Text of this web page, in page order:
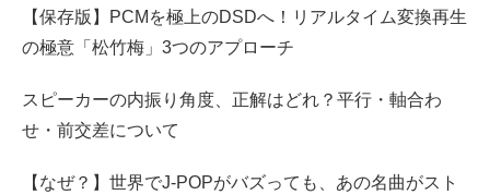
【保存版】PCMを極上のDSDへ！リアルタイム変換再生
の極意「松竹梅」3つのアプローチ
スピーカーの内振り角度、正解はどれ？平行・軸合わ
せ・前交差について
【なぜ？】世界でJ-POPがバズっても、あの名曲がスト